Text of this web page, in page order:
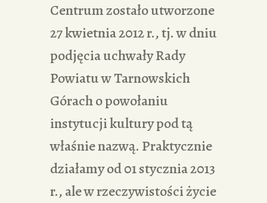
Centrum zostało utworzone
27 kwietnia 2012 r., tj. w dniu
podjęcia uchwały Rady
Powiatu w Tarnowskich
Górach o powołaniu
instytucji kultury pod tą
właśnie nazwą. Praktycznie
działamy od 01 stycznia 2013
r., ale w rzeczywistości życie